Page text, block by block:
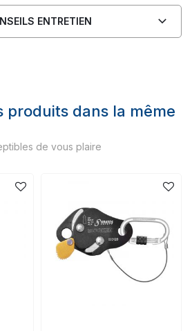
ENTRETIEN
produits dans la même
de vous plaire